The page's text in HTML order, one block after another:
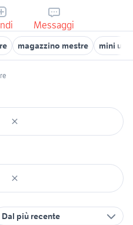
Messaggi
magazzino mestre mini
Dal più recente